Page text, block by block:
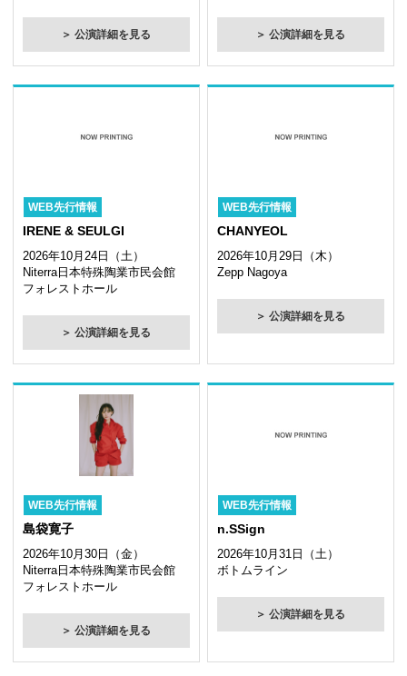
＞ 公演詳細を見る ＞ 公演詳細を見る
WEB先行情報
IRENE & SEULGI
2026年10月24日（土）
Niterra日本特殊陶業市民会館
フォレストホール
＞ 公演詳細を見る
WEB先行情報
CHANYEOL
2026年10月29日（木）
Zepp Nagoya
＞ 公演詳細を見る
WEB先行情報
島袋寛子
2026年10月30日（金）
Niterra日本特殊陶業市民会館
フォレストホール
＞ 公演詳細を見る
WEB先行情報
n.SSign
2026年10月31日（土）
ボトムライン
＞ 公演詳細を見る